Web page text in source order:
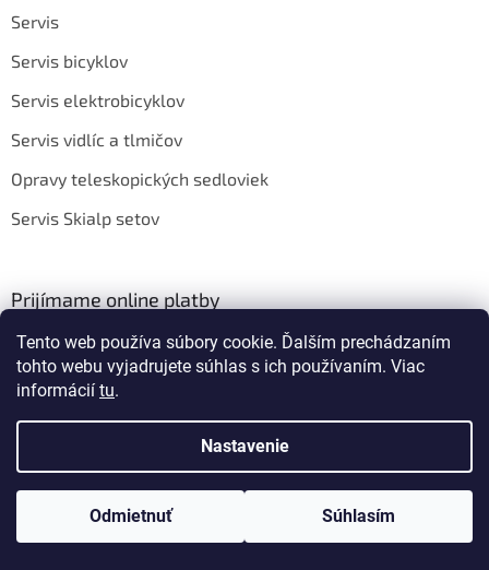
Tento web používa súbory cookie. Ďalším prechádzaním
tohto webu vyjadrujete súhlas s ich používaním. Viac
informácií tu.
Nastavenie
Odmietnuť Súhlasím
Servis
Servis bicyklov
Servis elektrobicyklov
Servis vidlíc a tlmičov
Opravy teleskopických sedloviek
Servis Skialp setov
Prijímame online platby
Vytvoril Shoptet
Copyright 2026 . Všetky práva vyhradené.